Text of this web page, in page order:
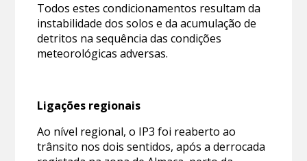
Todos estes condicionamentos resultam da
instabilidade dos solos e da acumulação de
detritos na sequência das condições
meteorológicas adversas.
Ligações regionais
Ao nível regional, o IP3 foi reaberto ao
trânsito nos dois sentidos, após a derrocada